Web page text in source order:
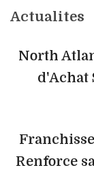
Actualites
North
d'Achat
Renforce